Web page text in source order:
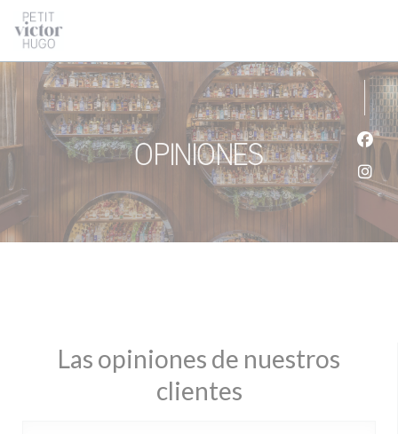
Personalización de sus opciones de cookies
Opiniones
Las opiniones de nuestros
clientes